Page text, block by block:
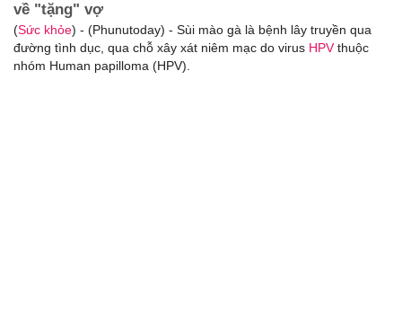
về "tặng" vợ
(Sức khỏe) - (Phunutoday) - Sùi mào gà là bệnh lây truyền qua
đường tình dục, qua chỗ xây xát niêm mạc do virus HPVthuộc
nhóm Human papilloma (HPV).